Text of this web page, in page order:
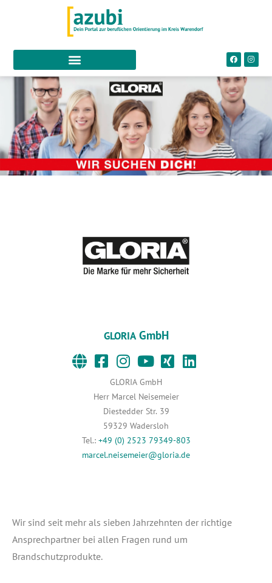
GLORIAGmbH
GLORIA GmbH
Herr Marcel Neisemeier
Diestedder Str. 39
59329 Wadersloh
Tel.: +49 (0) 2523 79349-803
marcel.neisemeier@gloria.de
Wir sind seit mehr als sie­ben Jahr­zehn­ten der rich­ti­ge
Ansprech­part­ner bei allen Fra­gen rund um
Brandschutzprodukte.